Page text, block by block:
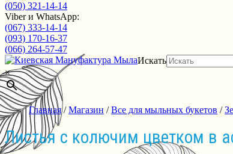
(050) 321-14-14
Viber и WhatsApp:
(067) 333-14-14
(093) 170-16-37
(066) 264-57-47
Искать
×
Главная/Магазин /Все для мыльных букетов /
Листья с колючим цветком в